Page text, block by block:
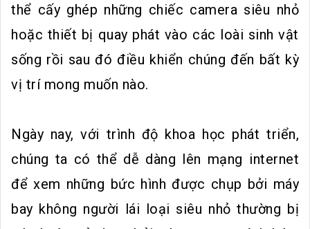
thể cấy ghép những chiếc camera siêu nhỏ
hoặc thiết bị quay phát vào các loài sinh vật
sống rồi sau đó điều khiển chúng đến bất kỳ
vị trí mong muốn nào.
Ngày nay, với trình độ khoa học phát triển,
chúng ta có thể dễ dàng lên mạng internet
để xem những bức hình được chụp bởi máy
bay không người lái loại siêu nhỏ thường bị